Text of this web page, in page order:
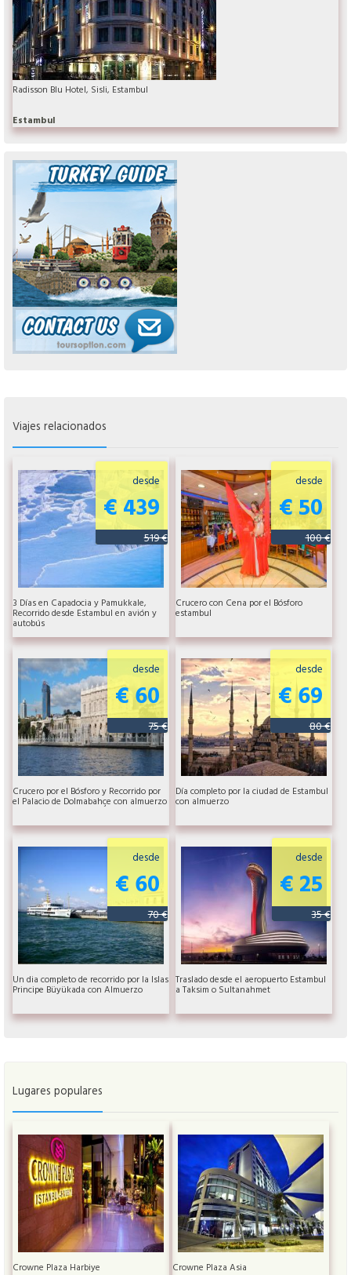
Radisson Blu Hotel, Sisli, Estambul
Estambul
Viajes relacionados
desde
€ 439
519 €
3 Días en Capadocia y Pamukkale,
Recorrido desde Estambul en avión y
autobús
desde
€ 50
100 €
Crucero con Cena por el Bósforo
estambul
desde
€ 60
75 €
Crucero por el Bósforo y Recorrido por
el Palacio de Dolmabahçe con almuerzo
desde
€ 69
80 €
Día completo por la ciudad de Estambul
con almuerzo
desde
€ 60
70 €
Un dia completo de recorrido por la Islas
Principe Büyükada con Almuerzo
desde
€ 25
35 €
Traslado desde el aeropuerto Estambul
a Taksim o Sultanahmet
Lugares populares
Crowne Plaza Harbiye
Crowne Plaza Asia